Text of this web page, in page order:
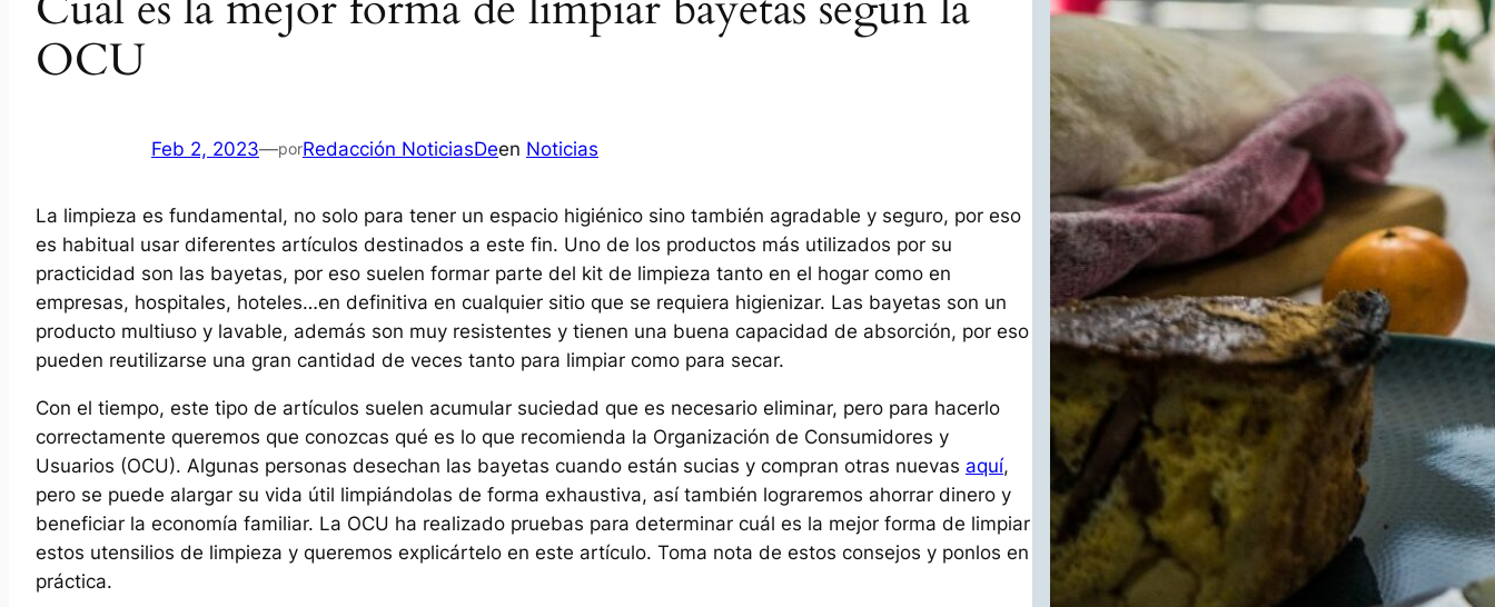
OCU
Feb 2, 2023—porRedacción NoticiasDeen Noticias
La limpieza es fundamental, no solo para tener un espacio higiénico sino también agradable y seguro, por eso
es habitual usar diferentes artículos destinados a este fin. Uno de los productos más utilizados por su
practicidad son las bayetas, por eso suelen formar parte del kit de limpieza tanto en el hogar como en
empresas, hospitales, hoteles…en definitiva en cualquier sitio que se requiera higienizar. Las bayetas son un
producto multiuso y lavable, además son muy resistentes y tienen una buena capacidad de absorción, por eso
pueden reutilizarse una gran cantidad de veces tanto para limpiar como para secar.
Con el tiempo, este tipo de artículos suelen acumular suciedad que es necesario eliminar, pero para hacerlo
correctamente queremos que conozcas qué es lo que recomienda la Organización de Consumidores y
Usuarios (OCU). Algunas personas desechan las bayetas cuando están sucias y compran otras nuevas aquí,
pero se puede alargar su vida útil limpiándolas de forma exhaustiva, así también lograremos ahorrar dinero y
beneficiar la economía familiar. La OCU ha realizado pruebas para determinar cuál es la mejor forma de limpiar
estos utensilios de limpieza y queremos explicártelo en este artículo. Toma nota de estos consejos y ponlos en
práctica.